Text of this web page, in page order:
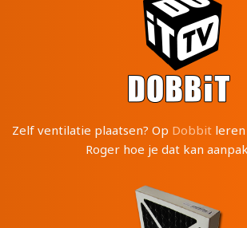
Zelf ventilatie plaatsen? Op Dobbit
Roger hoe je dat kan